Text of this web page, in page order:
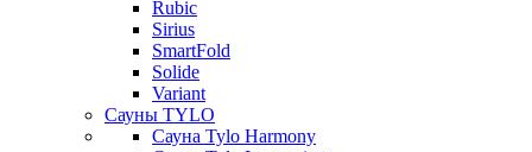
Rubic
Sirius
SmartFold
Solide
Variant
Сауны TYLO
Сауна Tylo Harmony